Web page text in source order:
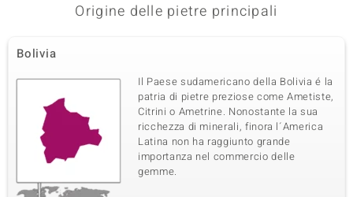
Origine delle pietre principali
Bolivia
Il Paese sudamericano della Bolivia é la
patria di pietre preziose come Ametiste,
Citrini o Ametrine. Nonostante la sua
ricchezza di minerali, finora l´America
Latina non ha raggiunto grande
importanza nel commercio delle
gemme.